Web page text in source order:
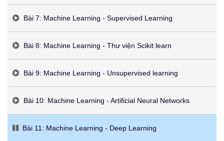
Bài 7: Machine Learning - Supervised Learning
Bài 8: Machine Learning - Thư viện Scikit learn
Bài 9: Machine Learning - Unsupervised learning
Bài 10: Machine Learning - Artificial Neural Networks
Bài 11: Machine Learning - Deep Learning